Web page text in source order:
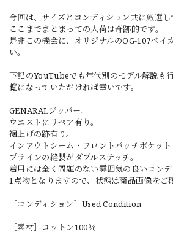
今回は、サイズとコンディション共に厳選し
ここまでまとまっての入荷は奇跡的です。
是非この機会に、オリジナルのOG-107ベイ
い。
下記のYouTubeでも年代別のモデル解説も
覧になっていただければ幸いです。
GENARALジッパー。
ウエストにリペア有り。
裾上げの跡有り。
インアウトシーム・フロントパッチポケッ
プラインの縫製がダブルステッチ。
着用には全く問題のない雰囲気の良いコンデ
1点物となりますので、状態は商品画像をご
［コンディション］Used Condition
［素材］コットン100％